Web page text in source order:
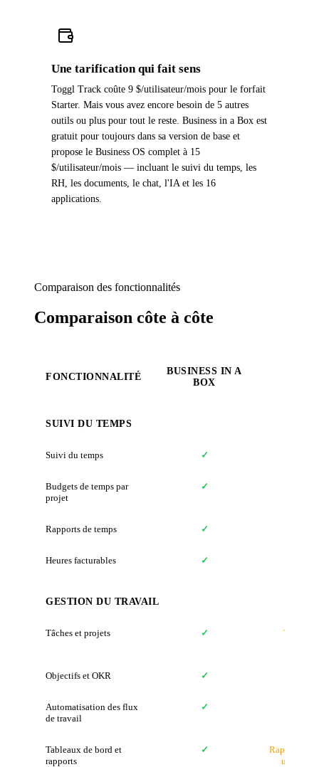
Une tarification qui fait sens
Toggl Track coûte 9 $/utilisateur/mois pour le forfait
Starter. Mais vous avez encore besoin de 5 autres
outils ou plus pour tout le reste. Business in a Box est
gratuit pour toujours dans sa version de base et
propose le Business OS complet à 15
$/utilisateur/mois — incluant le suivi du temps, les
RH, les documents, le chat, l'IA et les 16
applications.
Comparaison des fonctionnalités
Comparaison côte à côte
FONCTIONNALITÉ
BUSINESS IN A
BOX
SUIVI DU TEMPS
Suivi du temps ✓
Budgets de temps par
projet
✓
Rapports de temps ✓
Heures facturables ✓
GESTION DU TRAVAIL
Tâches et projets ✓
Toggl
Objectifs et OKR ✓
Automatisation des flux
de travail
✓
Tableaux de bord et
rapports
✓
Rapports de